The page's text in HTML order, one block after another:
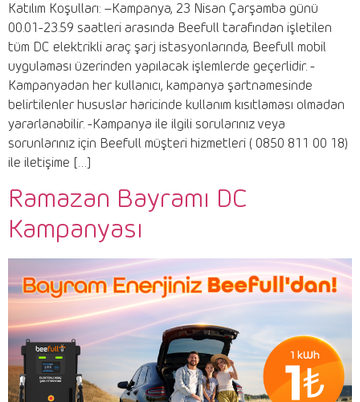
Katılım Koşulları: –Kampanya, 23 Nisan Çarşamba günü
00.01-23.59 saatleri arasında Beefull tarafından işletilen
tüm DC elektrikli araç şarj istasyonlarında, Beefull mobil
uygulaması üzerinden yapılacak işlemlerde geçerlidir. -
Kampanyadan her kullanıcı, kampanya şartnamesinde
belirtilenler hususlar haricinde kullanım kısıtlaması olmadan
yararlanabilir. -Kampanya ile ilgili sorularınız veya
sorunlarınız için Beefull müşteri hizmetleri ( 0850 811 00 18)
ile iletişime […]
Ramazan Bayramı DC
Kampanyası